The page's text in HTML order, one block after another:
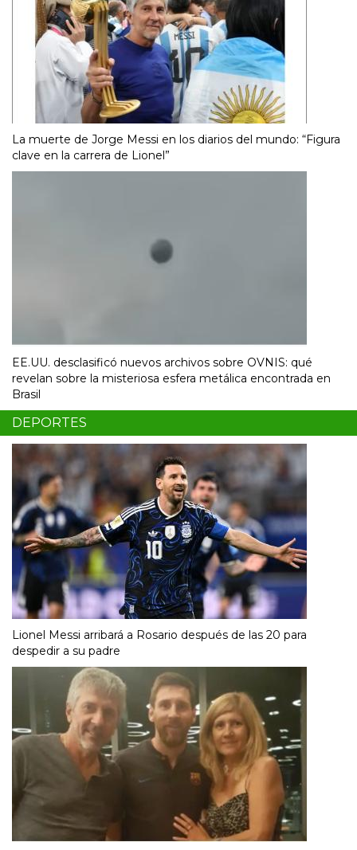
La muerte de Jorge Messi en los diarios del mundo: “Figura
clave en la carrera de Lionel”
EE.UU. desclasificó nuevos archivos sobre OVNIS: qué
revelan sobre la misteriosa esfera metálica encontrada en
Brasil
DEPORTES
Lionel Messi arribará a Rosario después de las 20 para
despedir a su padre